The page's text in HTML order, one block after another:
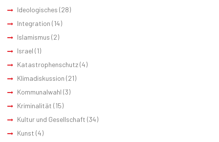
Ideologisches (28)
Integration (14)
Islamismus (2)
Israel (1)
Katastrophenschutz(4)
Klimadiskussion (21)
Kommunalwahl (3)
Kriminalität (15)
Kultur und Gesellschaft (34)
Kunst (4)